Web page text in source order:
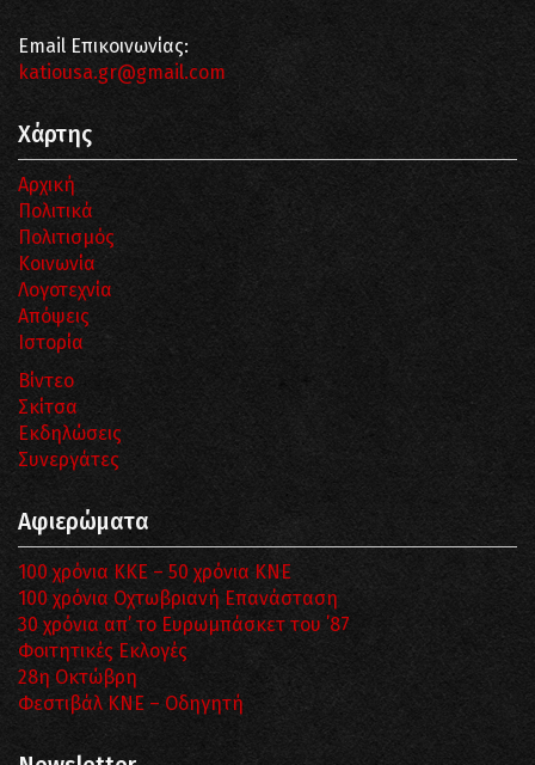
Email Επικοινωνίας:
katiousa.gr@gmail.com
Χάρτης
Αρχική
Πολιτικά
Πολιτισμός
Κοινωνία
Λογοτεχνία
Απόψεις
Ιστορία
Βίντεο
Σκίτσα
Εκδηλώσεις
Συνεργάτες
Αφιερώματα
100 χρόνια ΚΚΕ – 50 χρόνια ΚΝΕ
100 χρόνια Οχτωβριανή Επανάσταση
30 χρόνια απ’ το Ευρωμπάσκετ του ΄87
Φοιτητικές Εκλογές
28η Οκτώβρη
Φεστιβάλ ΚΝΕ – Οδηγητή